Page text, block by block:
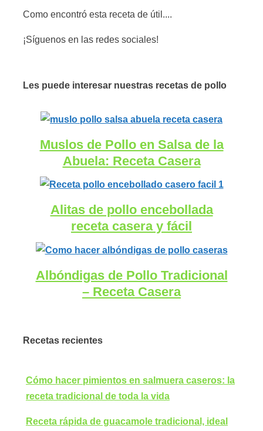
Como encontró esta receta de útil....
¡Síguenos en las redes sociales!
Les puede interesar nuestras recetas de pollo
Muslos de Pollo en Salsa de la
Abuela: Receta Casera
Alitas de pollo encebollada
receta casera y fácil
Albóndigas de Pollo Tradicional
– Receta Casera
Recetas recientes
Cómo hacer pimientos en salmuera caseros: la
receta tradicional de toda la vida
Receta rápida de guacamole tradicional, ideal